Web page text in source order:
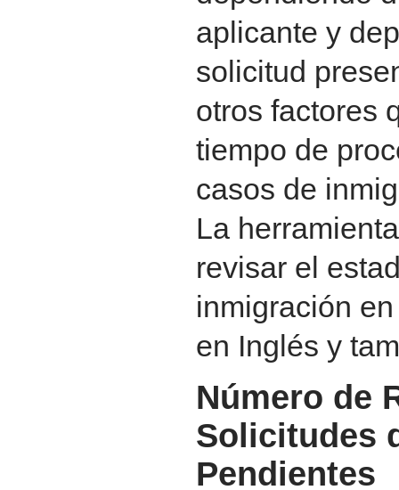
aplicante y
solicitud
otros factores
tiempo de
casos de
La
revisar el
inmigración
en Inglés y
Número de
Solicitudes
Pendientes